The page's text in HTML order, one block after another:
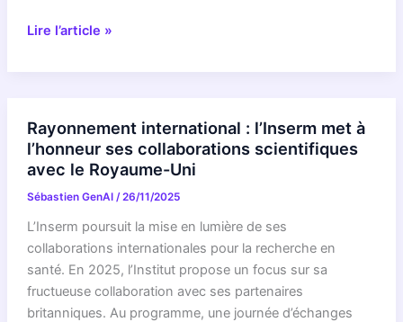
Au
extrêmes
pour
découvrir
l’origine
des
éléments
:
la
collaboration
Lire l’article »
Rayonnement international : l’Inserm met à
l’honneur ses collaborations scientifiques
avec le Royaume-Uni
Sébastien GenAI /26/11/2025
L’Inserm poursuit la mise en lumière de ses
collaborations internationales pour la recherche en
santé. En 2025, l’Institut propose un focus sur sa
fructueuse collaboration avec ses partenaires
britanniques. Au programme, une journée d’échanges